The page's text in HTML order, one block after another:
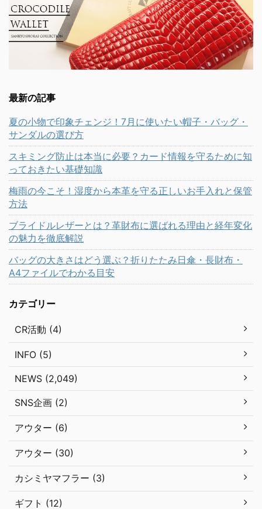
最新の記事
夏の小物で印象チェンジ！7月に使いたい帽子・バッグ・
サンダルの選び方
スキミング防止は本当に必要？カード情報を守るために知
っておきたい基礎知識
梅雨の今こそ！湿度から本革を守る正しいお手入れと保管
方法
ブライドルレザーとは？革財布に選ばれる理由と経年変化
の魅力を徹底解説
バッグの大きさはどう選ぶ？折りたたみ日傘・長財布・
A4ファイルでわかる目安
カテゴリー
CR活動 (4)
INFO (5)
NEWS (2,049)
SNS企画 (2)
アウター (6)
アウター (30)
カシミヤマフラー (3)
ギフト (12)